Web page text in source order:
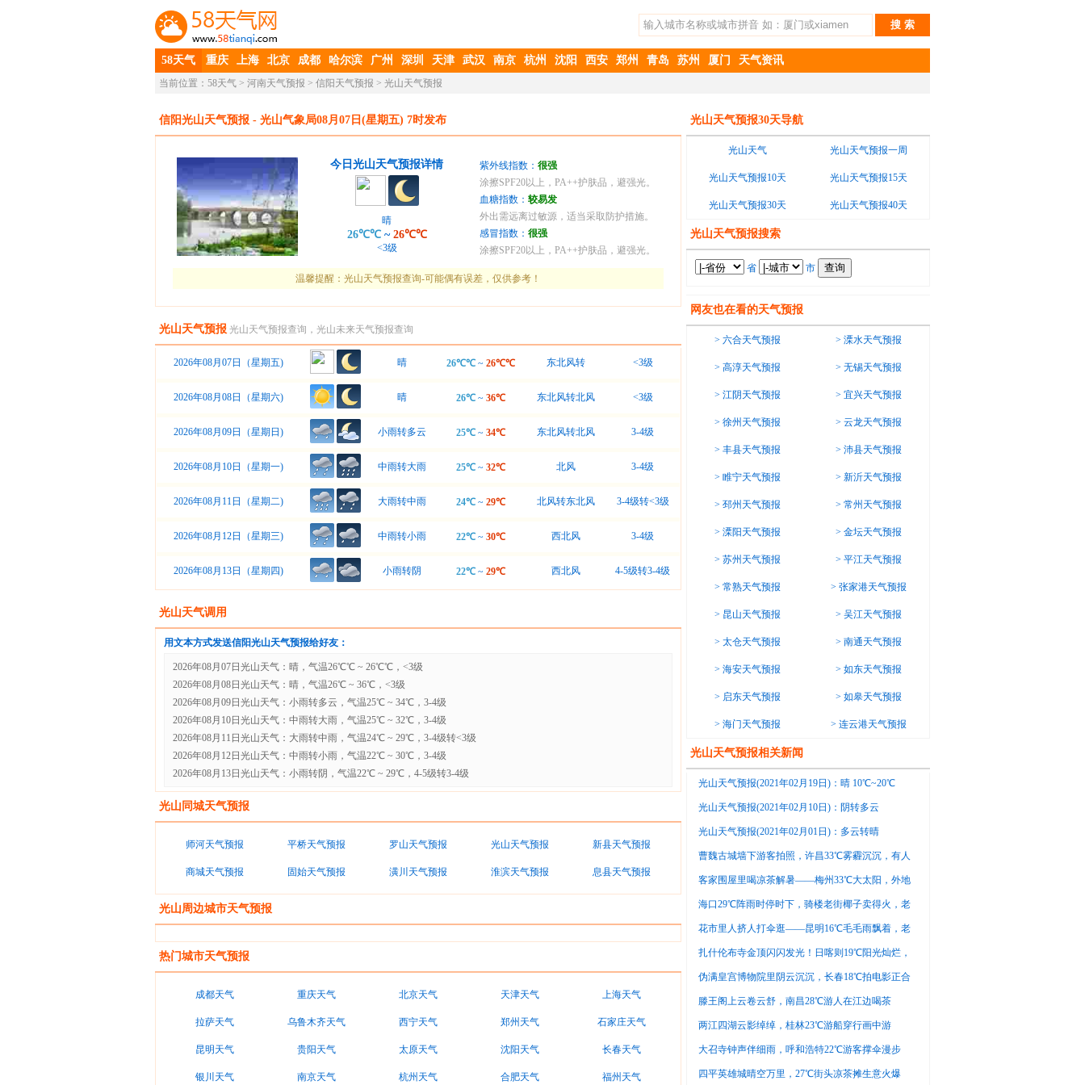
58天气 重庆 上海 北京 成都 哈尔滨 广州 深圳 天津 武汉 南京 杭州 沈阳 西安 郑州 青岛 苏州 厦门 天气资讯
当前位置： 58天气 > 河南天气预报 > 信阳天气预报 > 光山天气预报
信阳光山天气预报 - 光山气象局08月07日(星期五) 7时发布
今日光山天气预报详情
晴
26℃℃~ 26℃℃
<3级
紫外线指数： 很强
涂擦SPF20以上，PA++护肤品，避强光。
血糖指数： 较易发
外出需远离过敏源，适当采取防护措施。
感冒指数： 很强
涂擦SPF20以上，PA++护肤品，避强光。
温馨提醒：光山天气预报查询-可能偶有误差，仅供参考！
光山天气预报 光山天气预报查询，光山未来天气预报查询
2026年08月07日（星期五) 晴 26℃℃ ~ 26℃℃ 东北风转 <3级
2026年08月08日（星期六) 晴 26℃ ~ 36℃ 东北风转北风 <3级
2026年08月09日（星期日) 小雨转多云 25℃ ~ 34℃ 东北风转北风 3-4级
2026年08月10日（星期一) 中雨转大雨 25℃ ~ 32℃ 北风 3-4级
2026年08月11日（星期二) 大雨转中雨 24℃ ~ 29℃ 北风转东北风 3-4级转<3级
2026年08月12日（星期三) 中雨转小雨 22℃ ~ 30℃ 西北风 3-4级
2026年08月13日（星期四) 小雨转阴 22℃ ~ 29℃ 西北风 4-5级转3-4级
光山天气调用
用文本方式发送信阳光山天气预报给好友：
2026年08月07日光山天气：晴，气温26℃℃ ~ 26℃℃，<3级
2026年08月08日光山天气：晴，气温26℃ ~ 36℃，<3级
2026年08月09日光山天气：小雨转多云，气温25℃ ~ 34℃，3-4级
2026年08月10日光山天气：中雨转大雨，气温25℃ ~ 32℃，3-4级
2026年08月11日光山天气：大雨转中雨，气温24℃ ~ 29℃，3-4级转<3级
2026年08月12日光山天气：中雨转小雨，气温22℃ ~ 30℃，3-4级
2026年08月13日光山天气：小雨转阴，气温22℃ ~ 29℃，4-5级转3-4级
光山同城天气预报
师河天气预报 平桥天气预报 罗山天气预报 光山天气预报 新县天气预报
商城天气预报 固始天气预报 潢川天气预报 淮滨天气预报 息县天气预报
光山周边城市天气预报
热门城市天气预报
成都天气 重庆天气 北京天气 天津天气 上海天气
拉萨天气 乌鲁木齐天气 西宁天气 郑州天气 石家庄天气
昆明天气 贵阳天气 太原天气 沈阳天气 长春天气
银川天气 南京天气 杭州天气 合肥天气 福州天气
光山天气预报30天导航
光山天气 光山天气预报一周
光山天气预报10天 光山天气预报15天
光山天气预报30天 光山天气预报40天
光山天气预报搜索
省 市
网友也在看的天气预报
> 六合天气预报 > 溧水天气预报
> 高淳天气预报 > 无锡天气预报
> 江阴天气预报 > 宜兴天气预报
> 徐州天气预报 > 云龙天气预报
> 丰县天气预报 > 沛县天气预报
> 睢宁天气预报 > 新沂天气预报
> 邳州天气预报 > 常州天气预报
> 溧阳天气预报 > 金坛天气预报
> 苏州天气预报 > 平江天气预报
> 常熟天气预报 > 张家港天气预报
> 昆山天气预报 > 吴江天气预报
> 太仓天气预报 > 南通天气预报
> 海安天气预报 > 如东天气预报
> 启东天气预报 > 如皋天气预报
> 海门天气预报 > 连云港天气预报
光山天气预报相关新闻
光山天气预报(2021年02月19日)：晴 10℃~20℃
光山天气预报(2021年02月10日)：阴转多云
2℃~13℃
光山天气预报(2021年02月01日)：多云转晴
1℃~13℃
曹魏古城墙下游客拍照，许昌33℃雾霾沉沉，有人
嘀咕这天拍照不清晰
客家围屋里喝凉茶解暑——梅州33℃大太阳，外地
游客说这茶有点苦
海口29℃阵雨时停时下，骑楼老街椰子卖得火，老
板说今天能卖两百个
花市里人挤人打伞逛——昆明16℃毛毛雨飘着，老
板喊便宜了快来买
扎什伦布寺金顶闪闪发光！日喀则19℃阳光灿烂，
游客排队拍照不亦乐乎
伪满皇宫博物院里阴云沉沉，长春18℃拍电影正合
适，导演喊咔了好几遍
滕王阁上云卷云舒，南昌28℃游人在江边喝茶
两江四湖云影绰绰，桂林23℃游船穿行画中游
大召寺钟声伴细雨，呼和浩特22℃游客撑伞漫步
四平英雄城晴空万里，27℃街头凉茶摊生意火爆